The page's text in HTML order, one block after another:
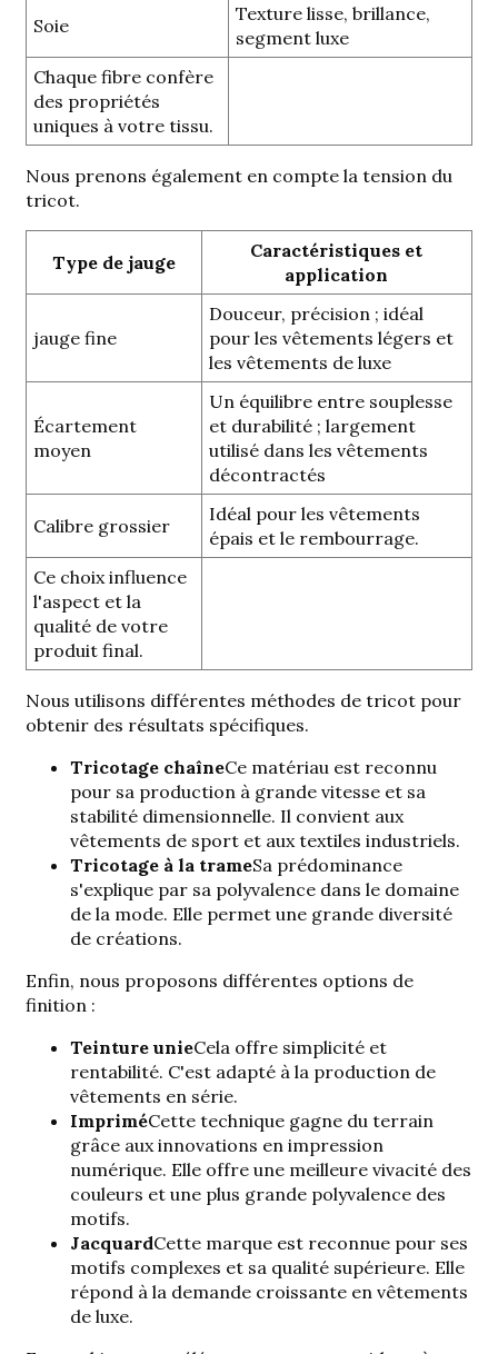
Soie
Texture lisse, brillance,
segment luxe
Chaque fibre confère
des propriétés
uniques à votre tissu.
Nous prenons également en compte la tension du
tricot.
Type de jauge
Caractéristiques et
application
jauge fine
Douceur, précision ; idéal
pour les vêtements légers et
les vêtements de luxe
Écartement
moyen
Un équilibre entre souplesse
et durabilité ; largement
utilisé dans les vêtements
décontractés
Calibre grossier
Idéal pour les vêtements
épais et le rembourrage.
Ce choix influence
l'aspect et la
qualité de votre
produit final.
Nous utilisons différentes méthodes de tricot pour
obtenir des résultats spécifiques.
Tricotage chaîneCe matériau est reconnu
pour sa production à grande vitesse et sa
stabilité dimensionnelle. Il convient aux
vêtements de sport et aux textiles industriels.
Tricotage à la trameSa prédominance
s'explique par sa polyvalence dans le domaine
de la mode. Elle permet une grande diversité
de créations.
Enfin, nous proposons différentes options de
finition :
Teinture unieCela offre simplicité et
rentabilité. C'est adapté à la production de
vêtements en série.
ImpriméCette technique gagne du terrain
grâce aux innovations en impression
numérique. Elle offre une meilleure vivacité des
couleurs et une plus grande polyvalence des
motifs.
JacquardCette marque est reconnue pour ses
motifs complexes et sa qualité supérieure. Elle
répond à la demande croissante en vêtements
de luxe.